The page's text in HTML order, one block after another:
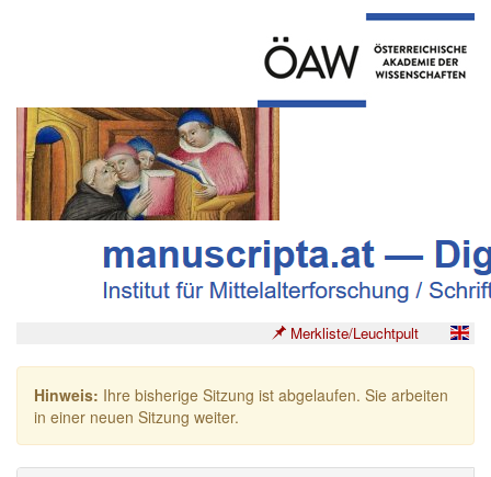
Merkliste/Leuchtpult
Hinweis: Ihre bisherige Sitzung ist abgelaufen. Sie arbeiten
in einer neuen Sitzung weiter.